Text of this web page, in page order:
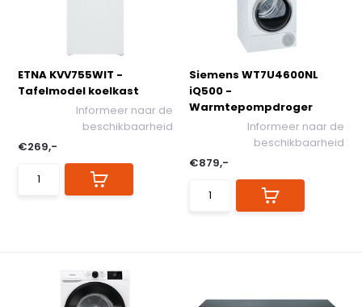
ETNA KVV755WIT -
Tafelmodel koelkast
Informeer naar de
beschikbaarheid
€269,-
Siemens WT7U4600NL
iQ500 -
Warmtepompdroger
Informeer naar de
beschikbaarheid
€879,-